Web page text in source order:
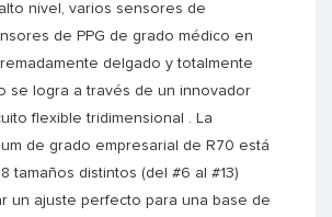
nivel, varios sensores de
de PPG de grado médico en
delgado y totalmente
se logra a través de un innovador
flexible tridimensional . La
de grado empresarial de R70 está
tamaños distintos (del #6 al #13)
un ajuste perfecto para una base de